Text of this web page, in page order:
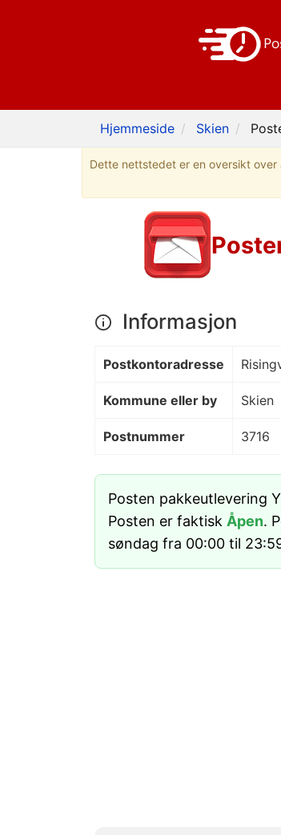
Hjemmeside Skien
Dette nettstedet er en oversikt
Informasjon
Postkontoradresse
Kommune eller by Skien
Postnummer 3716
Posten pakkeutlevering
Posten er faktisk Åpen.
søndag fra 00:00 til